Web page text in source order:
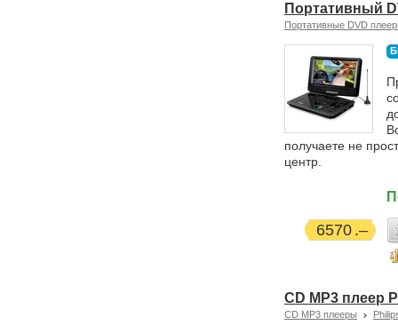
Портативный
Портативные DVD
получаете не
центр.
6570
CD MP3 плеер
CD MP3 плееры